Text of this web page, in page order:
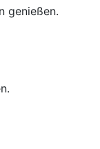
genießen.